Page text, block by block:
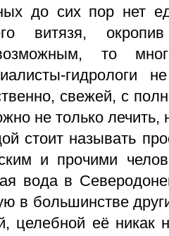
до сих пор нет
витязя,
то
гидрологи
свежей, с
не только лечить,
стоит называть
и прочими
вода в
в большинстве
целебной её никак